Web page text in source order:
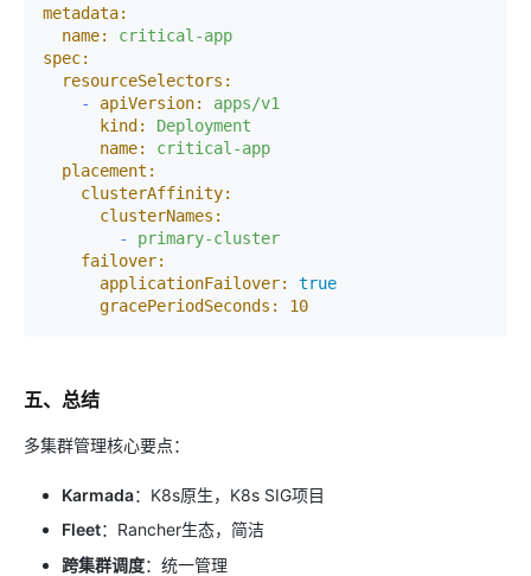
metadata:
name:
critical-app
spec:
resourceSelectors:
-
apiVersion:
apps/v1
kind:
Deployment
name:
critical-app
placement:
clusterAffinity:
clusterNames:
-
primary-cluster
failover:
applicationFailover:
true
gracePeriodSeconds:
10
五、总结
多集群管理核心要点：
Karmada：K8s原生，K8s SIG项目
Fleet：Rancher生态，简洁
跨集群调度：统一管理